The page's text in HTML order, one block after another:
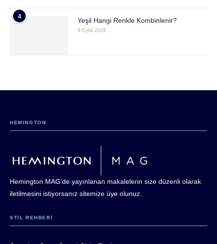
4
Yeşil Hangi Renkle Kombinlenir?
9 Eylül 2025
HEMINGTON
Hemington MAG’de yayınlanan makalelerin size düzenli olarak
iletilmesini istiyorsanız sitemize üye olunuz.
STIL REHBERI